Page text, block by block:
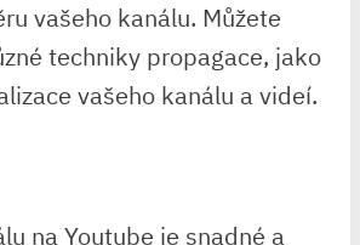
vašeho kanálu. Můžete
techniky propagace, jako
vašeho kanálu a videí.
na Youtube je snadné a